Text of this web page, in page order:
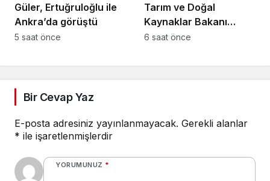
Güler, Ertuğruloğlu ile
Ankra’da görüştü
5 saat önce
Tarım ve Doğal
Kaynaklar Bakanı
Çavuş “Büyük Harup
6 saat önce
Bir Cevap Yaz
E-posta adresiniz yayınlanmayacak. Gerekli alanlar
* ile işaretlenmişlerdir
YORUMUNUZ *